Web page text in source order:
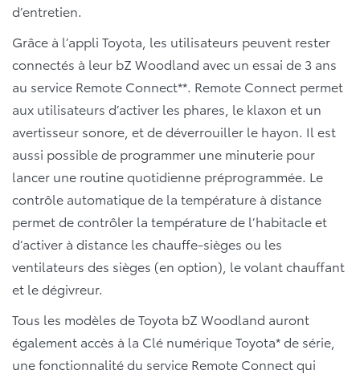
d’entretien.
Grâce à l’appli Toyota, les utilisateurs peuvent rester
connectés à leur bZ Woodland avec un essai de 3 ans
au service Remote Connect**. Remote Connect permet
aux utilisateurs d’activer les phares, le klaxon et un
avertisseur sonore, et de déverrouiller le hayon. Il est
aussi possible de programmer une minuterie pour
lancer une routine quotidienne préprogrammée. Le
contrôle automatique de la température à distance
permet de contrôler la température de l’habitacle et
d’activer à distance les chauffe-sièges ou les
ventilateurs des sièges (en option), le volant chauffant
et le dégivreur.
Tous les modèles de Toyota bZ Woodland auront
également accès à la Clé numérique Toyota* de série,
une fonctionnalité du service Remote Connect qui